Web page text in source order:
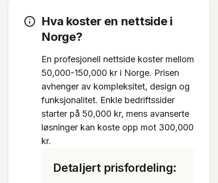
Hva koster en nettside i
Norge?
En profesjonell nettside koster mellom
50,000-150,000 kr i Norge. Prisen
avhenger av kompleksitet, design og
funksjonalitet. Enkle bedriftssider
starter på 50,000 kr, mens avanserte
løsninger kan koste opp mot 300,000
kr.
Detaljert prisfordeling: